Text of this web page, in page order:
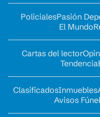
PolicialesPasión
El Mundo
Cartas del lector
Tendencia
ClasificadosInmuebles
Avisos